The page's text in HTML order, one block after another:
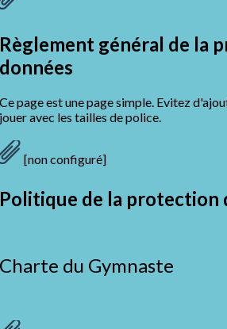
général de la
page est une page simple. Evitez
avec les tailles de police.
[non configuré]
de la protection
du Gymnaste